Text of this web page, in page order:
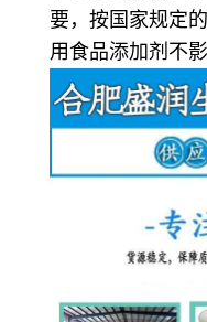
要，按国家规定
用食品添加剂不影